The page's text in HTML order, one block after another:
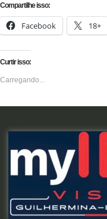
Compartilhe isso:
Facebook 18+
Curtir isso:
Carregando...